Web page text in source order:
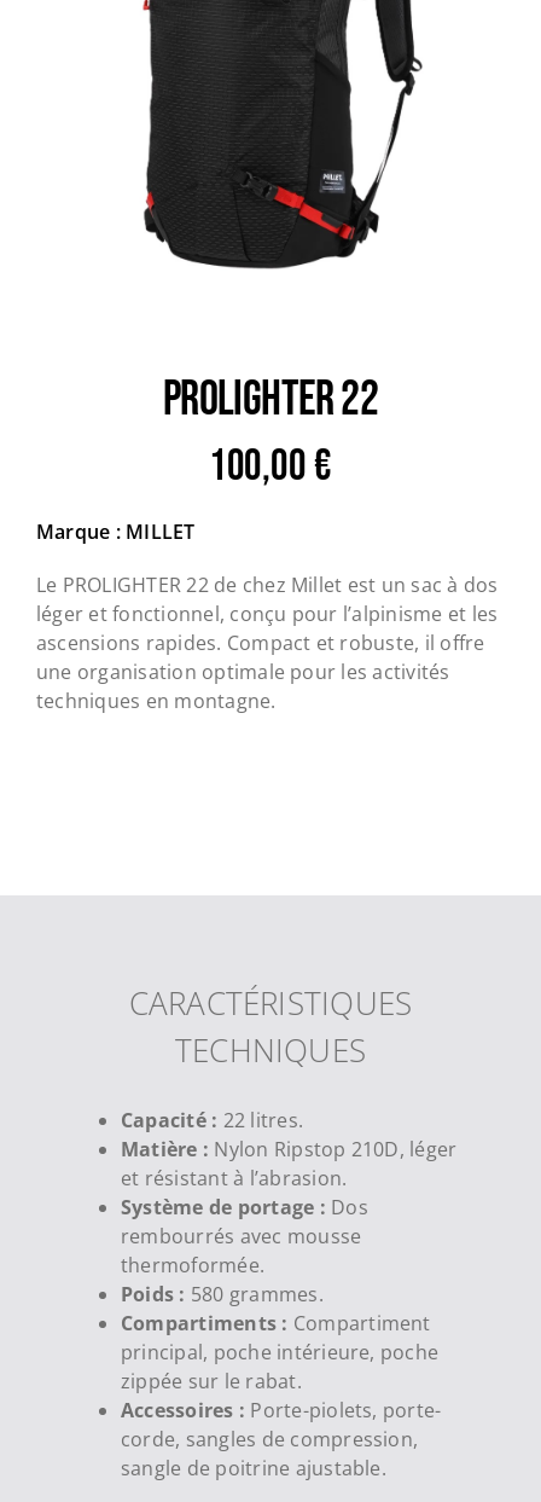
Trail
Escalade / Alpinisme
Bons Plans
PROLIGHTER 22
100,00€
Marque : MILLET
Le PROLIGHTER 22 de chez Millet est un sac à dos
léger et fonctionnel, conçu pour l’alpinisme et les
ascensions rapides. Compact et robuste, il offre
une organisation optimale pour les activités
techniques en montagne.
CARACTÉRISTIQUES
TECHNIQUES
Capacité : 22 litres.
Matière : Nylon Ripstop 210D, léger
et résistant à l’abrasion.
Système de portage : Dos
rembourrés avec mousse
thermoformée.
Poids : 580 grammes.
Compartiments : Compartiment
principal, poche intérieure, poche
zippée sur le rabat.
Accessoires : Porte-piolets, porte-
corde, sangles de compression,
sangle de poitrine ajustable.